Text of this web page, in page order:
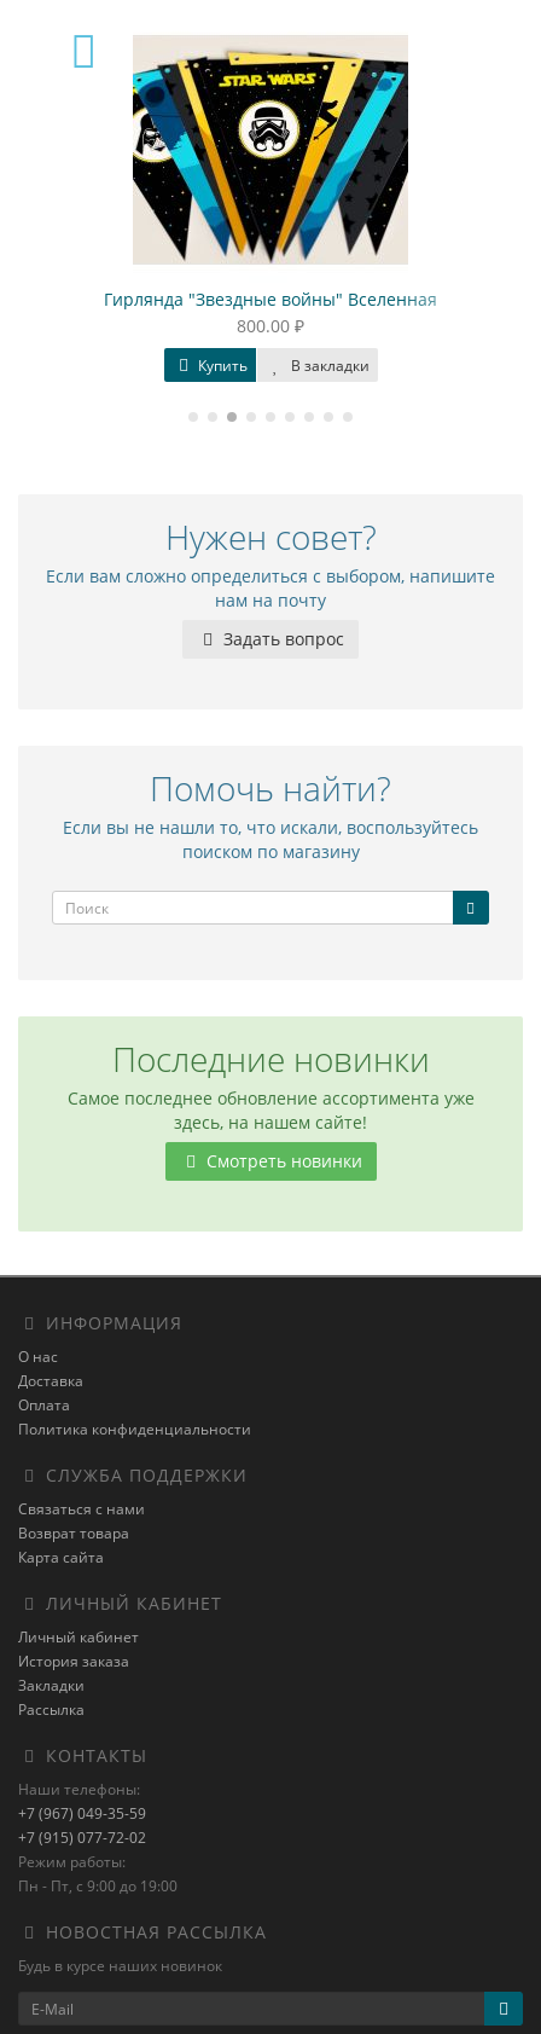
Гирлянда "Звездные войны" Вселенная
800.00 ₽
Купить В закладки
Нужен совет?
Если вам сложно определиться с выбором, напишите
нам на почту
Задать вопрос
Помочь найти?
Если вы не нашли то, что искали, воспользуйтесь
поиском по магазину
Последние новинки
Самое последнее обновление ассортимента уже
здесь, на нашем сайте!
Смотреть новинки
ИНФОРМАЦИЯ
О нас
Доставка
Оплата
Политика конфиденциальности
СЛУЖБА ПОДДЕРЖКИ
Связаться с нами
Возврат товара
Карта сайта
ЛИЧНЫЙ КАБИНЕТ
Личный кабинет
История заказа
Закладки
Рассылка
КОНТАКТЫ
Наши телефоны:
+7 (967) 049-35-59
+7 (915) 077-72-02
Режим работы:
Пн - Пт, с 9:00 до 19:00
НОВОСТНАЯ РАССЫЛКА
Будь в курсе наших новинок